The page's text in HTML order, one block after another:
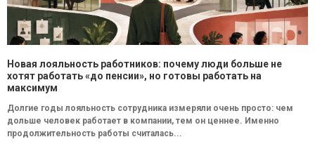
Новая лояльность работников: почему люди больше не
хотят работать «до пенсии», но готовы работать на
максимум
Долгие годы лояльность сотрудника измеряли очень просто: чем
дольше человек работает в компании, тем он ценнее. Именно
продолжительность работы считалась...